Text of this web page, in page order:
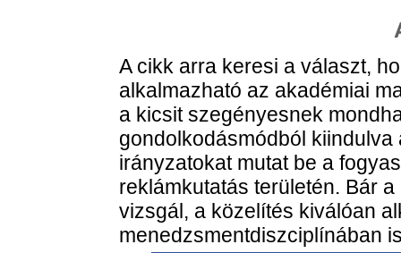
A cikk arra keresi a választ,
alkalmazható az akadémiai
a kicsit szegényesnek
gondolkodásmódból
irányzatokat mutat be a
reklámkutatás területén. Bár
vizsgál, a közelítés kiválóan
menedzsmentdiszciplínában